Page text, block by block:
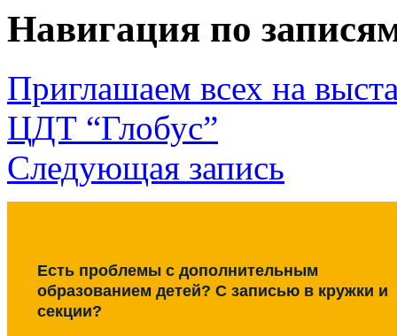
Навигация по
Приглашаем всех на
ЦДТ “Глобус”
Следующая запись
Есть проблемы с дополнительным
образованием детей? С записью в кружки и
секции?